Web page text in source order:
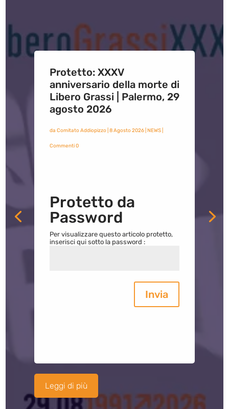
Protetto: XXXV
anniversario della morte di
Libero Grassi | Palermo, 29
agosto 2026
da Comitato Addiopizzo| 8 Agosto 2026| NEWS|
Commenti 0
Protetto da
Password
Per visualizzare questo articolo protetto,
inserisci qui sotto la password :
Invia
Leggi di più